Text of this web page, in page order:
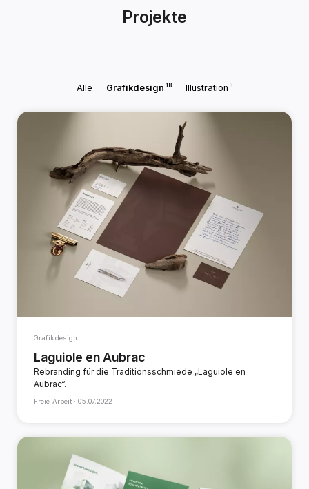
Projekte
Alle Grafikdesign 18 Illustration 3
Grafikdesign
Laguiole en Aubrac
Rebranding für die Traditionsschmiede „Laguiole en
Aubrac“.
Freie Arbeit ·05.07.2022